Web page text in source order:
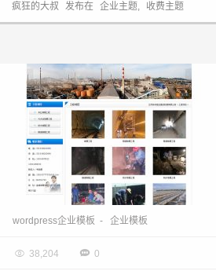
疯狂的大叔 发布在 企业主题, 收费主题
wordpress企业模板 - 企业模板
 38,204  0